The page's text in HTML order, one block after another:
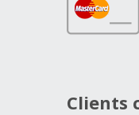
Clients